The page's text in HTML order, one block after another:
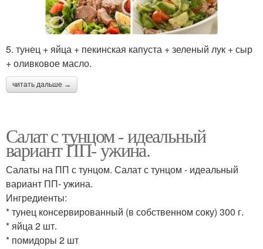
5. тунец + яйца + пекинская капуста + зеленый лук + сыр
+ оливковое масло.
читать дальше →
Салат с тунцом - идеальный
вариант ПП- ужина.
Салаты на ПП с тунцом. Салат с тунцом - идеальный
вариант ПП- ужина.
Ингредиенты:
* тунец консервированный (в собственном соку) 300 г.
* яйца 2 шт.
* помидоры 2 шт